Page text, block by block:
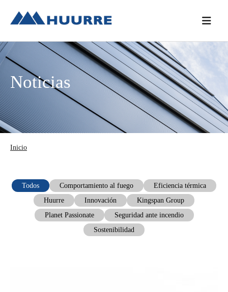
navegación
principal
principal
barra
lateral
principal
Noticias
Inicio
Todos Comportamiento al fuego
Eficiencia térmica
Huurre
Innovación
Kingspan Group
Planet Passionate
Seguridad ante incendio
Sostenibilidad